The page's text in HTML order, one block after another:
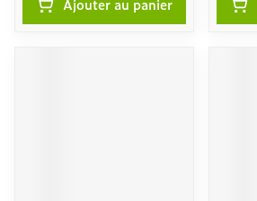
Ajouter au panier